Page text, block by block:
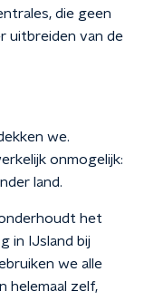
die geen
uitbreiden van de
we.
onmogelijk:
land.
het
in IJsland bij
we alle
helemaal zelf,